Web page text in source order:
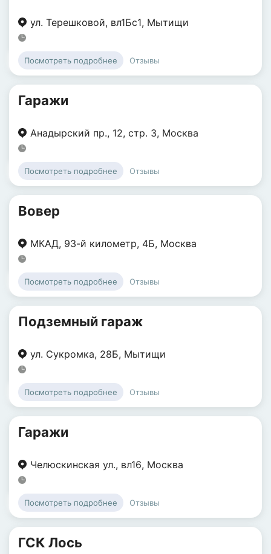
ул. Терешковой, вл1Бс1, Мытищи
Посмотреть подробнее Отзывы
Гаражи
Анадырский пр., 12, стр. 3, Москва
Посмотреть подробнее Отзывы
Вовер
МКАД, 93-й километр, 4Б, Москва
Посмотреть подробнее Отзывы
Подземный гараж
ул. Сукромка, 28Б, Мытищи
Посмотреть подробнее Отзывы
Гаражи
Челюскинская ул., вл16, Москва
Посмотреть подробнее Отзывы
ГСК Лось